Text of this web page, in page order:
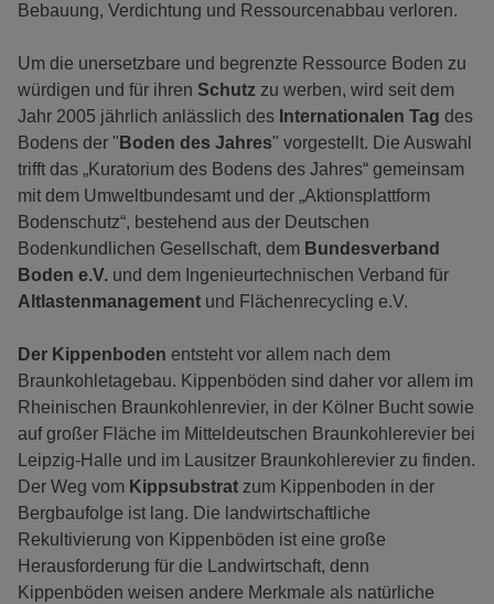
Bebauung, Verdichtung und Ressourcenabbau verloren.
Um die unersetzbare und begrenzte Ressource Boden zu
würdigen und für ihren Schutz zu werben, wird seit dem
Jahr 2005 jährlich anlässlich des Internationalen Tag des
Bodens der " Boden des Jahres" vorgestellt. Die Auswahl
trifft das „Kuratorium des Bodens des Jahres“ gemeinsam
mit dem Umweltbundesamt und der „Aktionsplattform
Bodenschutz“, bestehend aus der Deutschen
Bodenkundlichen Gesellschaft, dem Bundesverband
Boden e.V. und dem Ingenieurtechnischen Verband für
Altlastenmanagement und Flächenrecycling e.V.
Der Kippenboden entsteht vor allem nach dem
Braunkohletagebau. Kippenböden sind daher vor allem im
Rheinischen Braunkohlenrevier, in der Kölner Bucht sowie
auf großer Fläche im Mitteldeutschen Braunkohlerevier bei
Leipzig-Halle und im Lausitzer Braunkohlerevier zu finden.
Der Weg vom Kippsubstrat zum Kippenboden in der
Bergbaufolge ist lang. Die landwirtschaftliche
Rekultivierung von Kippenböden ist eine große
Herausforderung für die Landwirtschaft, denn
Kippenböden weisen andere Merkmale als natürliche